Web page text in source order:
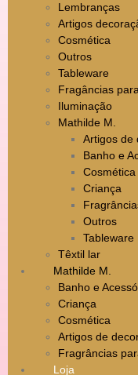
Lembranças
Artigos
Cosmética
Outros
Tableware
Fragâncias
Iluminação
Mathilde M.
Artigos de
Banho e
Cosmética
Criança
Outros
Tableware
Têxtil lar
Mathilde M.
Banho e
Criança
Cosmética
Artigos de
Fragrâncias
Loja